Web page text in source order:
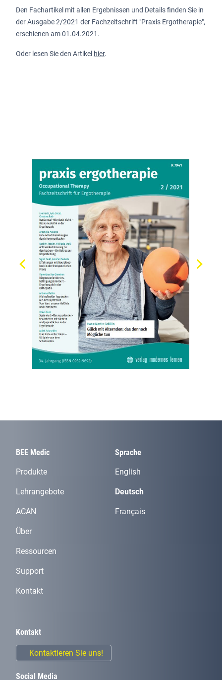
Den Fachartikel mit allen Ergebnissen und Details finden Sie in
der Ausgabe 2/2021 der Fachzeitschrift "Praxis Ergotherapie",
erschienen am 01.04.2021.
Oder lesen Sie den Artikel hier.
BEE Medic
Produkte
Lehrangebote
ACAN
Über
Ressourcen
Support
Kontakt
Sprache
English
Deutsch
Français
Kontakt
Kontaktieren Sie uns!
Social Media